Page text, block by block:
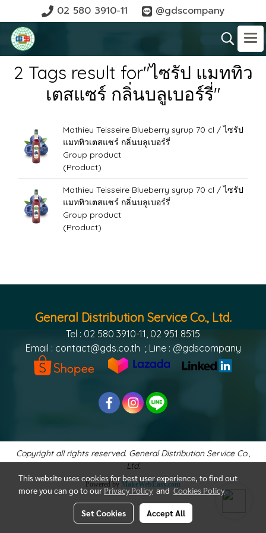
02 580 3910-11 @gdscompany
2 Tags result for"ไซรัป แมททิว
เตสแซร์ กลิ่นบลูเบอร์รี่"
Mathieu Teisseire Blueberry syrup 70 cl / ไซรัป
แมททิวเตสแซร์ กลิ่นบลูเบอร์รี่
Group product
(Product)
Mathieu Teisseire Blueberry syrup 70 cl / ไซรัป
แมททิวเตสแซร์ กลิ่นบลูเบอร์รี่
Group product
(Product)
General Distribution Service Co., Ltd.
Tel : 02 580 3910-11, 02 951 8515
Email : contact@gds.co.th ; Line : @gdscompany
Copyright all rights reserved. General Distribution Service Co.,
Ltd.
Powered by MakeWebEasy.com
This website uses cookies for best user experience, to find out
more you can go to ourPrivacy PolicyandCookies Policy
Set Cookies Accept All